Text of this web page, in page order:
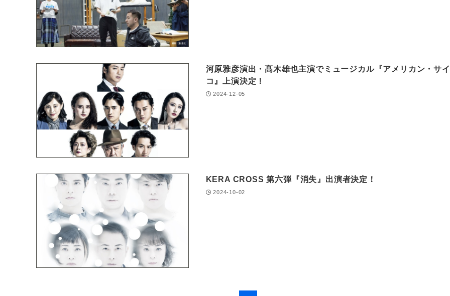
河原雅彦演出・髙木雄也主演でミュージカル『アメリカン・サイ
コ』上演決定！
2024-12-05
KERA CROSS 第六弾『消失』出演者決定！
2024-10-02